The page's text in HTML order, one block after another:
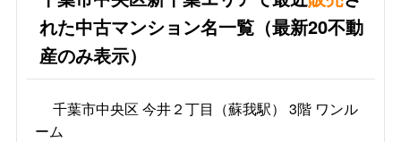
れた中古マンション名一覧（最新20不動
産のみ表示）
千葉市中央区 今井２丁目（蘇我駅） 3階 ワンル
ーム